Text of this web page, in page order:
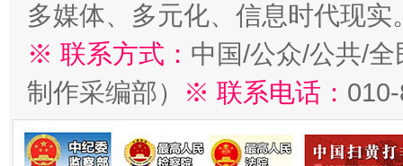
多媒体、多元化、信息时代现实
※ 联系方式： 中国/公众/公共/
制作采编部）
※ 联系电话：